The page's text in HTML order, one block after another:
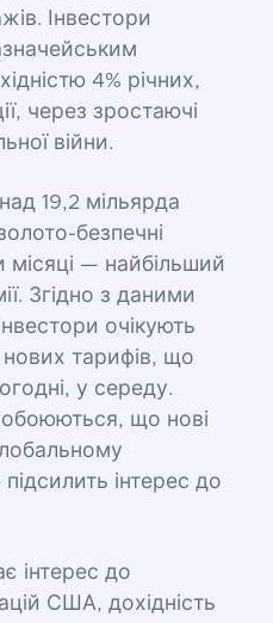
Інвестори
4% річних,
через зростаючі
війни.
19,2 мільярда
безпечні
місяці — найбільший
Згідно з даними
очікують
тарифів, що
у середу.
що нові
інтерес до
інтерес до
США, дохідність